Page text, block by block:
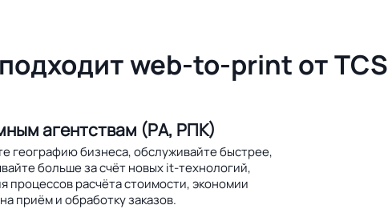
web-to-print от TCS
агентствам (РА, РПК)
географию бизнеса, обслуживайте быстрее,
больше за счёт новых it-технологий,
процессов расчёта стоимости, экономии
приём и обработку заказов.